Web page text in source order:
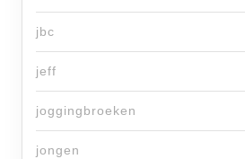
jbc
jeff
joggingbroeken
jongen